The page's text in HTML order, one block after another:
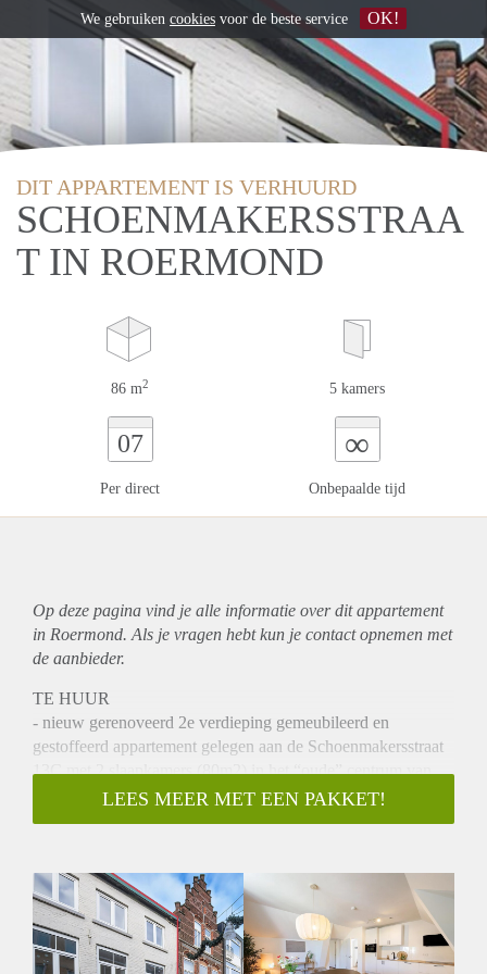
DIT APPARTEMENT IS VERHUURD
SCHOENMAKERSSTRAA
T IN ROERMOND
86 m2 5 kamers
07
Per direct
∞
Onbepaalde tijd
Op deze pagina vind je alle informatie over ditappartement
in Roermond. Als je vragen hebt kun je contact opnemen met
de aanbieder.
TE HUUR
- nieuw gerenoveerd 2e verdieping gemeubileerd en
gestoffeerd appartement gelegen aan de Schoenmakersstraat
13C met 2 slaapkamers (80m2) in het “oude” centrum van
Roermond.
Beschrijving
Dit appartement voldoet aan al je wensen : instapklaar, zeer
smaakvol ingericht en ligt in het nieuwe complex “
Schoenmakersstraat 13” waarin een drietal appartementen en
een winkelruimte zijn gerealiseerd. Alle voorzieningen op
LEES MEER MET EEN PAKKET!
We gebruiken cookies voor de beste service OK!